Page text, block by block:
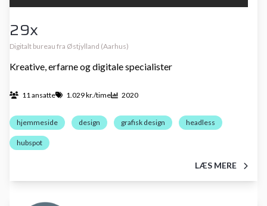
29x
Digitalt bureau fra Østjylland (Aarhus)
Kreative, erfarne og digitale specialister
11 ansatte 1.029 kr./time 2020
hjemmeside design grafisk design headless
hubspot
LÆS MERE